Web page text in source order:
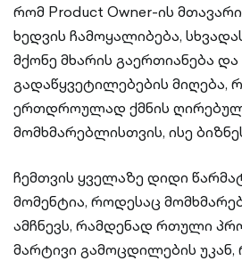
რომ Product Owner-ის
ხედვის ჩამოყალიბება,
მქონე მხარის გაერთიანება
გადაწყვეტილებების მიღება,
ერთდროულად ქმნის
მომხმარებლისთვის, ისე
ჩემთვის ყველაზე დიდი
მომენტია, როდესაც
ამჩნევს, რამდენად რთული
მარტივი გამოცდილების